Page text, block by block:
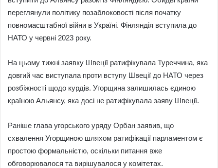
переглянули політику позаблоковості після початку
повномасштабної війни в Україні. Фінляндія вступила до
НАТО у червні 2023 року.
На цьому тижні заявку Швеції ратифікувала Туреччина, яка
довгий час виступала проти вступу Швеції до НАТО через
розбіжності щодо курдів. Угорщина залишилась єдиною
країною Альянсу, яка досі не ратифікувала заяву Швеції.
Раніше глава угорського уряду Орбан заявив, що
схвалення Угорщиною шляхом ратифікації парламентом є
простою формальністю, оскільки питання вже
обговорювалося та вирішувалося у комітетах.